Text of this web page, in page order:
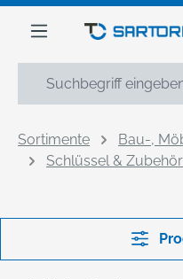
springen
Sortimente
Bau-,
Schlüssel & Zubehör